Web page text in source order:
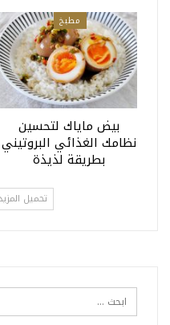
مطبخ
بيض ماياك لتحسين
نظامك الغذائي البروتيني
بطريقة لذيذة
تحميل